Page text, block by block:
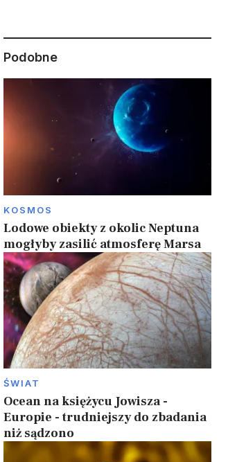
Podobne
KOSMOS
Lodowe obiekty z okolic Neptuna
mogłyby zasilić atmosferę Marsa
ŚWIAT
Ocean na księżycu Jowisza -
Europie - trudniejszy do zbadania
niż sądzono